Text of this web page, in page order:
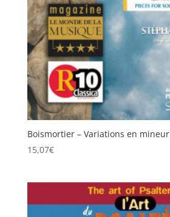
Boismortier – Variations en mineur
15,07€